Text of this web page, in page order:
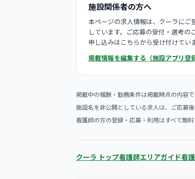
施設関係者の方へ
本ページの求人情報は、クーラにご
しています。ご応募の受付・選考
申し込みはこちらから受け付けていま
掲載情報を編集する（施設アプリ登
掲載中の報酬・勤務条件は掲載時点の内容
施設名を非公開としている求人は、ご応募
看護師の方の登録・応募・利用はすべて無料
クーラ トップ看護師エリアガイド看